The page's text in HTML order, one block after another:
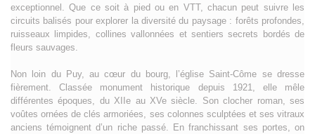
exceptionnel. Que ce soit à pied ou en VTT, chacun peut suivre les
circuits balisés pour explorer la diversité du paysage : forêts profondes,
ruisseaux limpides, collines vallonnées et sentiers secrets bordés de
fleurs sauvages.
Non loin du Puy, au cœur du bourg, l’église Saint-Côme se dresse
fièrement. Classée monument historique depuis 1921, elle mêle
différentes époques, du XIIe au XVe siècle. Son clocher roman, ses
voûtes ornées de clés armoriées, ses colonnes sculptées et ses vitraux
anciens témoignent d’un riche passé. En franchissant ses portes, on